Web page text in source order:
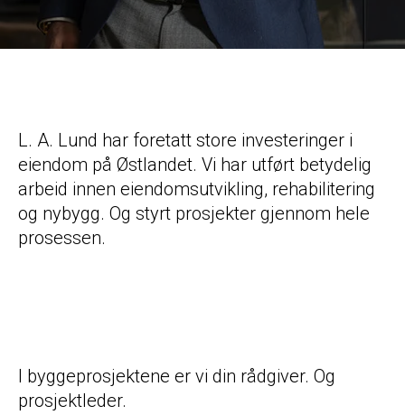
L. A. Lund har foretatt store investeringer i
eiendom på Østlandet. Vi har utført betydelig
arbeid innen eiendomsutvikling, rehabilitering
og nybygg. Og styrt prosjekter gjennom hele
prosessen.
I byggeprosjektene er vi din rådgiver. Og
prosjektleder.